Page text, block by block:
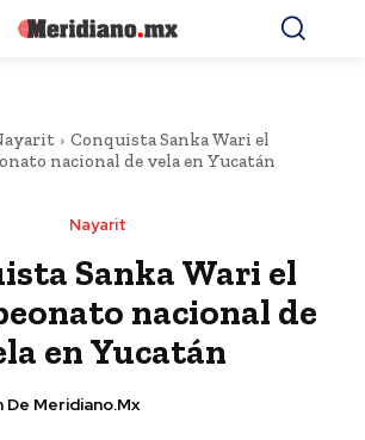
Conquista Sanka Wari el
nacional de vela en Yucatán
Nayarit
Sanka Wari el
nacional de
en Yucatán
De Meridiano.mx